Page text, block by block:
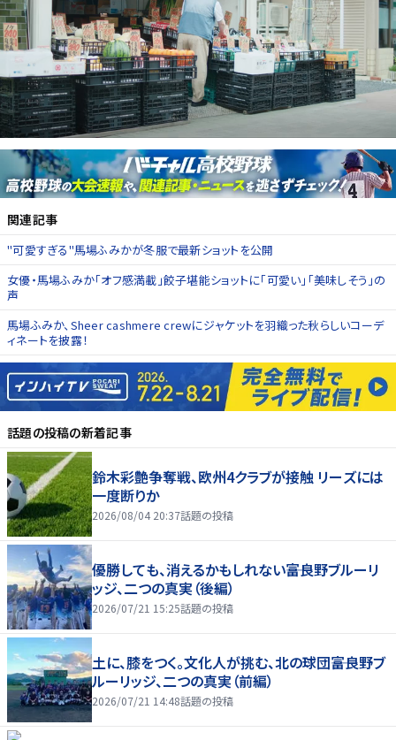
関連記事
"可愛すぎる"馬場ふみかが冬服で最新ショットを公開
女優・馬場ふみか「オフ感満載」餃子堪能ショットに「可愛い」「美味しそう」の
声
馬場ふみか、Sheer cashmere crewにジャケットを羽織った秋らしいコーデ
ィネートを披露！
話題の投稿の新着記事
鈴木彩艶争奪戦、欧州4クラブが接触 リーズには
一度断りか
2026/08/04 20:37話題の投稿
優勝しても、消えるかもしれない――富良野ブルーリ
ッジ、二つの真実（後編）
2026/07/21 15:25話題の投稿
土に、膝をつく。文化人が挑む、北の球団――富良野ブ
ルーリッジ、二つの真実（前編）
2026/07/21 14:48話題の投稿